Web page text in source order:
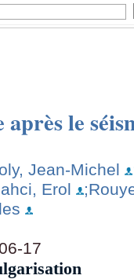
le
Jean-Michel
Erol
17